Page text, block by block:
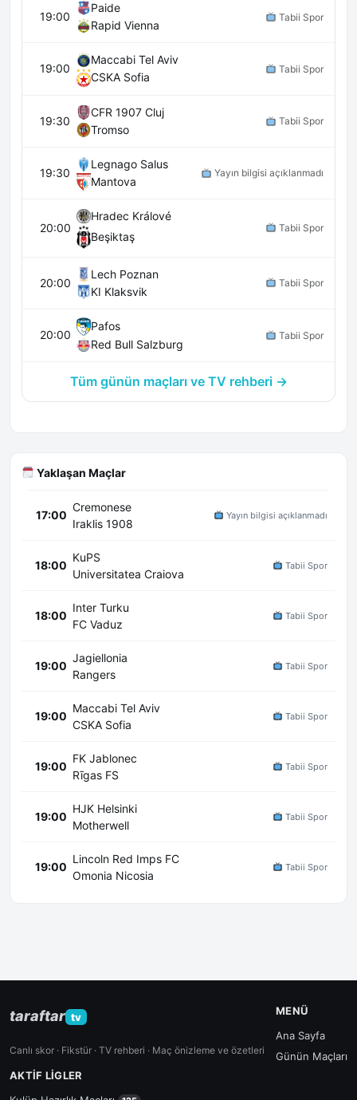
19:00
Paide
Rapid Vienna
Tabii Spor
19:00
Maccabi Tel Aviv
CSKA Sofia
Tabii Spor
19:30
CFR 1907 Cluj
Tromso
Tabii Spor
19:30
Legnago Salus
Mantova
Yayın bilgisi açıklanmadı
20:00
Hradec Králové
Beşiktaş
Tabii Spor
20:00
Lech Poznan
KI Klaksvik
Tabii Spor
20:00
Pafos
Red Bull Salzburg
Tabii Spor
Tüm günün maçları ve TV rehberi →
Yaklaşan Maçlar
17:00
Cremonese
Iraklis 1908
Yayın bilgisi açıklanmadı
18:00
KuPS
Universitatea Craiova
Tabii Spor
18:00
Inter Turku
FC Vaduz
Tabii Spor
19:00
Jagiellonia
Rangers
Tabii Spor
19:00
Maccabi Tel Aviv
CSKA Sofia
Tabii Spor
19:00
FK Jablonec
Rīgas FS
Tabii Spor
19:00
HJK Helsinki
Motherwell
Tabii Spor
19:00
Lincoln Red Imps FC
Omonia Nicosia
Tabii Spor
taraftar tv
Canlı skor · Fikstür · TV rehberi · Maç önizleme ve özetleri
MENÜ
Ana Sayfa
Günün Maçları
AKTIF LIGLER